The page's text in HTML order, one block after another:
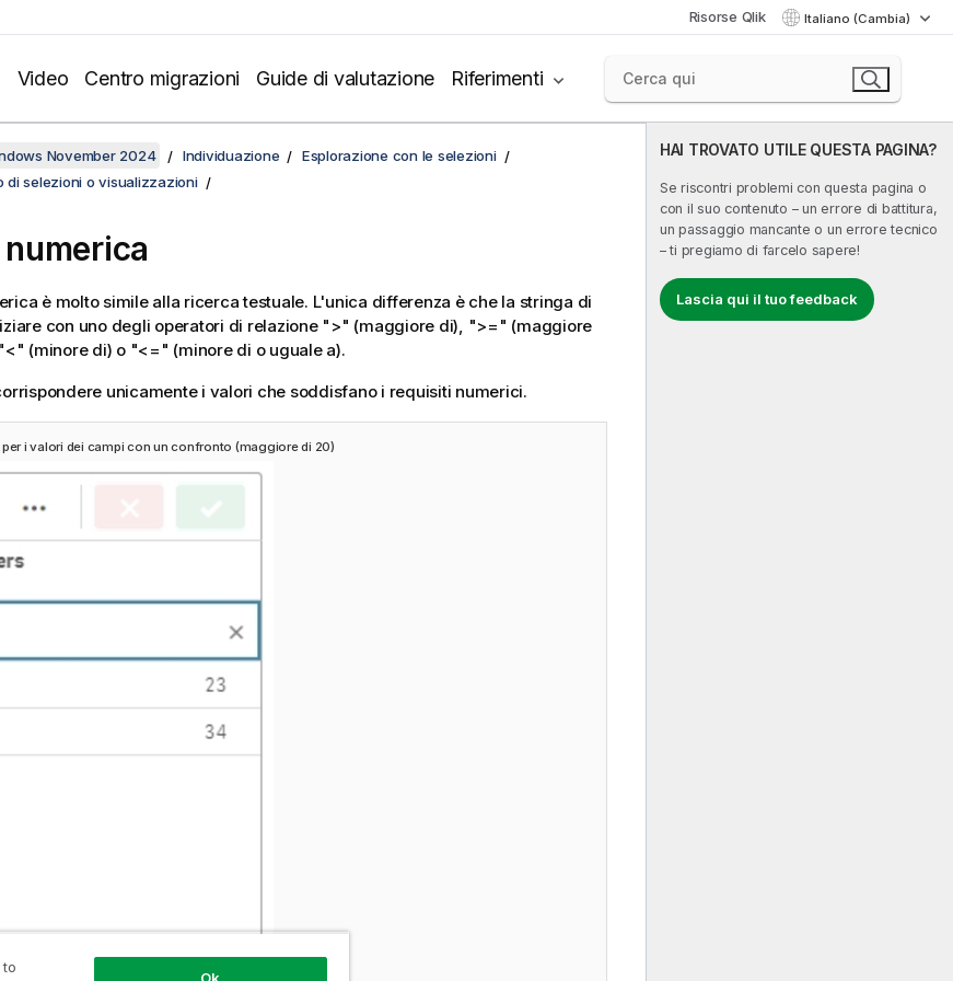
Risorse Qlik Italiano (Cambia)
Video Centro migrazioni Guide di valutazione Riferimenti
HAI TROVATO UTILE QUESTA PAGINA?
Se riscontri problemi con questa pagina o
con il suo contenuto – un errore di battitura,
un passaggio mancante o un errore tecnico
– ti pregiamo di farcelo sapere!
Lascia qui il tuo feedback
November 2024 Individuazione
Esplorazione con le selezioni
di selezioni o visualizzazioni
è molto simile alla ricerca testuale. L'unica differenza è che la stringa di
con uno degli operatori di relazione ">" (maggiore di), ">=" (maggiore
"<" (minore di) o "<=" (minore di o uguale a).
unicamente i valori che soddisfano i requisiti numerici.
i valori dei campi con un confronto (maggiore di 20)